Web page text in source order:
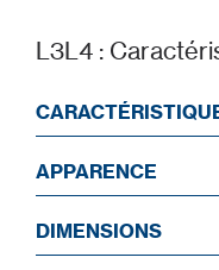
L3L4 :
APPARENCE
DIMENSIONS